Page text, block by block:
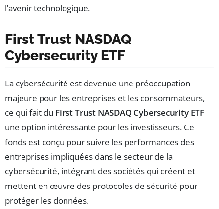
l’avenir technologique.
First Trust NASDAQ
Cybersecurity ETF
La cybersécurité est devenue une préoccupation
majeure pour les entreprises et les consommateurs,
ce qui fait du First Trust NASDAQ Cybersecurity ETF
une option intéressante pour les investisseurs. Ce
fonds est conçu pour suivre les performances des
entreprises impliquées dans le secteur de la
cybersécurité, intégrant des sociétés qui créent et
mettent en œuvre des protocoles de sécurité pour
protéger les données.